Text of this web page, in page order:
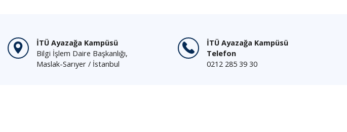
İTÜ Ayazağa Kampüsü
Bilgi İşlem Daire Başkanlığı,
Maslak-Sarıyer / İstanbul
İTÜ Ayazağa Kampüsü
Telefon
0212 285 39 30